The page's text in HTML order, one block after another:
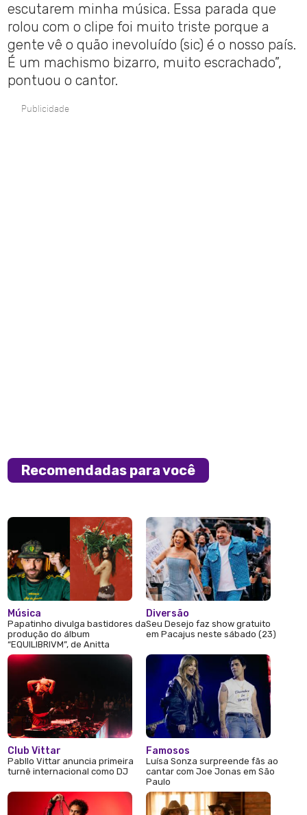
escutarem minha música. Essa parada que
rolou com o clipe foi muito triste porque a
gente vê o quão inevoluído (sic) é o nosso país.
É um machismo bizarro, muito escrachado”,
pontuou o cantor.
Publicidade
Recomendadas para você
Música
Papatinho divulga bastidores da
produção do álbum
“EQUILIBRIVM”, de Anitta
Club Vittar
Pabllo Vittar anuncia primeira
turnê internacional como DJ
Diversão
Seu Desejo faz show gratuito
em Pacajus neste sábado (23)
Famosos
Luísa Sonza surpreende fãs ao
cantar com Joe Jonas em São
Paulo